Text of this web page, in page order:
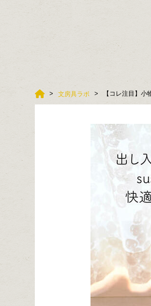
文房具ラボ 【コレ注目】